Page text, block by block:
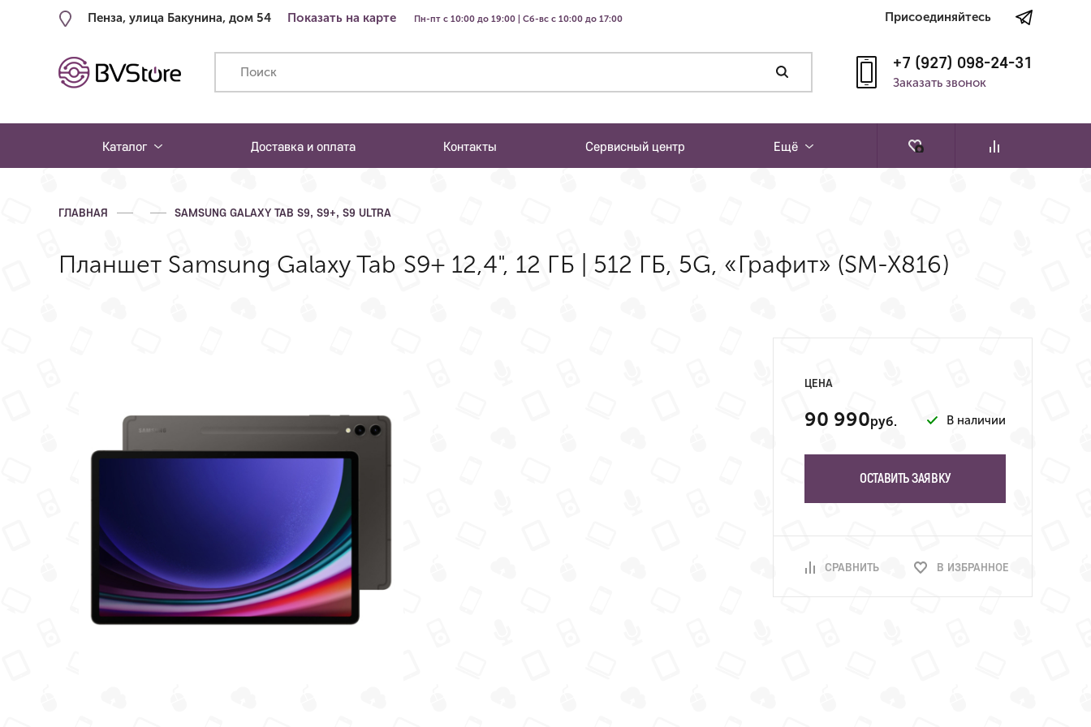
Пенза, улица Бакунина, дом 54 Показать на карте Пн-пт с 10:00 до 19:00 | Сб-вс с 10:00 до 17:00 Присоединяйтесь
+7 (927) 098-24-31
Заказать звонок
Каталог Доставка и оплата Контакты Сервисный центр Ещё
ГЛАВНАЯ SAMSUNG GALAXY TAB S9, S9+, S9 ULTRA
Планшет Samsung Galaxy Tab S9+ 12,4", 12 ГБ | 512 ГБ, 5G, «Графит» (SM-X816)
ЦЕНА
90 990руб. В наличии
ОСТАВИТЬ ЗАЯВКУ
СРАВНИТЬ В ИЗБРАННОЕ